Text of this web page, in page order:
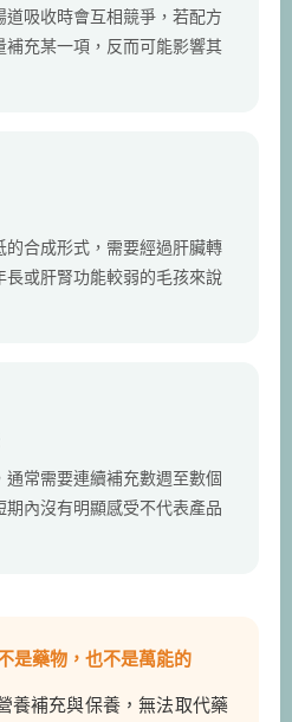
吸收時會互相競爭，若配方
充某一項，反而可能影響其
合成形式，需要經過肝臟轉
或肝腎功能較弱的毛孩來說
常需要連續補充數週至數個
期內沒有明顯感受不代表產品
是藥物，也不是萬能的
養補充與保養，無法取代藥